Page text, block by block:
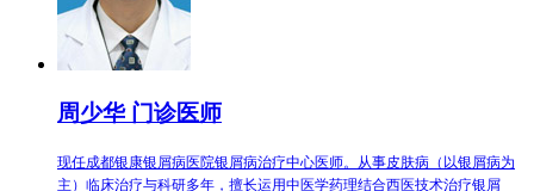
周少华 门诊医师
现任成都银康银屑病医院银屑病治疗中心医师。从事皮肤病（以银屑病为
主）临床治疗与科研多年，擅长运用中医学药理结合西医技术治疗银屑